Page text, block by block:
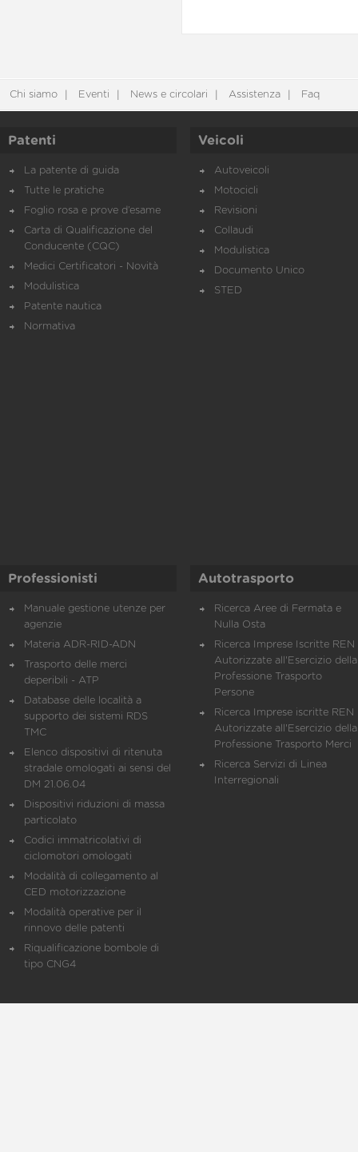
Chi siamo Eventi News e circolari Assistenza Faq
Patenti
La patente di guida
Tutte le pratiche
Foglio rosa e prove d’esame
Carta di Qualificazione del
Conducente (CQC)
Medici Certificatori - Novità
Modulistica
Patente nautica
Normativa
Veicoli
Autoveicoli
Motocicli
Revisioni
Collaudi
Modulistica
Documento Unico
STED
Professionisti
Manuale gestione utenze per
agenzie
Materia ADR-RID-ADN
Trasporto delle merci
deperibili - ATP
Database delle località a
supporto dei sistemi RDS
TMC
Elenco dispositivi di ritenuta
stradale omologati ai sensi del
DM 21.06.04
Dispositivi riduzioni di massa
particolato
Codici immatricolativi di
ciclomotori omologati
Modalità di collegamento al
CED motorizzazione
Modalità operative per il
rinnovo delle patenti
Riqualificazione bombole di
tipo CNG4
Autotrasporto
Ricerca Aree di Fermata e
Nulla Osta
Ricerca Imprese Iscritte REN
Autorizzate all'Esercizio della
Professione Trasporto
Persone
Ricerca Imprese iscritte REN
Autorizzate all'Esercizio della
Professione Trasporto Merci
Ricerca Servizi di Linea
Interregionali